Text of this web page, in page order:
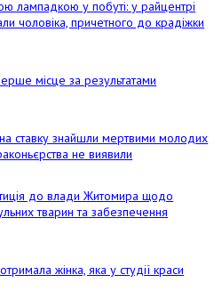
лампадкою у побуті: у райцентрі
чоловіка, причетного до крадіжки
місце за результатами
ставку знайшли мертвими молодих
не виявили
до влади Житомира щодо
тварин та забезпечення
жінка, яка у студії краси